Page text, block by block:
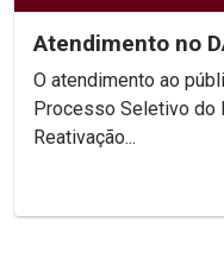
Atendimento no
O atendimento ao
Processo Seletivo do
Reativação...